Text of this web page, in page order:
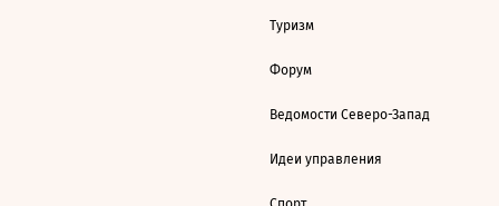
Туризм
Форум
Ведомости Северо-Запад
Идеи управления